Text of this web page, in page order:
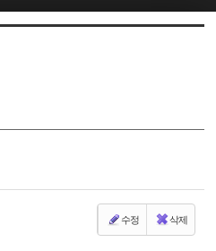
수정 삭제
치북5
케치북5
치북5
케치북5